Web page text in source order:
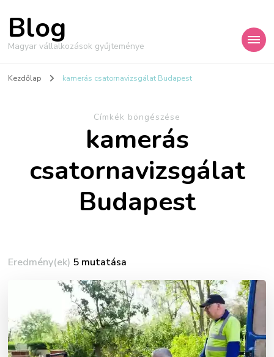
Blog
Magyar vállalkozások gyűjteménye
Kezdőlap kamerás csatornavizsgálat Budapest
Címkék böngészése
kamerás
csatornavizsgálat
Budapest
Eredmény(ek) 5 mutatása